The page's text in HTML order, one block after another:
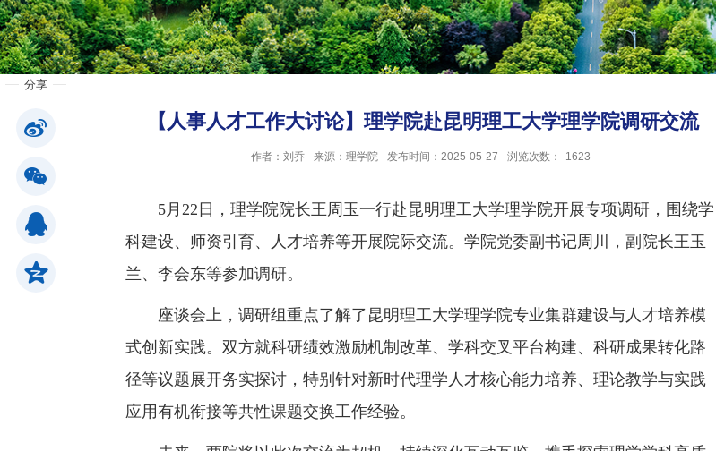
招生就业
合作交流
公共服务
分享
【人事人才工作大讨论】理学院赴昆明理工大学理学院调研交流
作者：刘乔 来源：理学院 发布时间：2025-05-27 浏览次数： 1623
5月22日，理学院院长王周玉一行赴昆明理工大学理学院开展专项调研，围绕学
科建设、师资引育、人才培养等开展院际交流。学院党委副书记周川，副院长王玉
兰、李会东等参加调研。
座谈会上，调研组重点了解了昆明理工大学理学院专业集群建设与人才培养模
式创新实践。双方就科研绩效激励机制改革、学科交叉平台构建、科研成果转化路
径等议题展开务实探讨，特别针对新时代理学人才核心能力培养、理论教学与实践
应用有机衔接等共性课题交换工作经验。